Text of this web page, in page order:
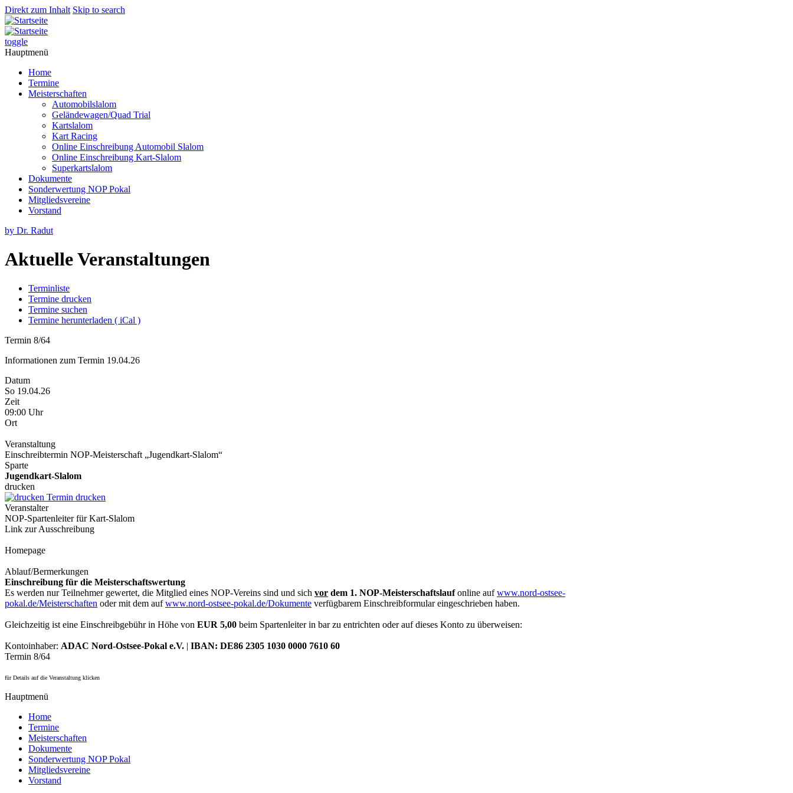
Direkt zum Inhalt Skip to search
toggle
Hauptmenü
Home
Termine
Meisterschaften
Automobilslalom
Geländewagen/Quad Trial
Kartslalom
Kart Racing
Online Einschreibung Automobil Slalom
Online Einschreibung Kart-Slalom
Superkartslalom
Dokumente
Sonderwertung NOP Pokal
Mitgliedsvereine
Vorstand
by Dr. Radut
Aktuelle Veranstaltungen
Terminliste
Termine drucken
Termine suchen
Termine herunterladen ( iCal )
Termin 8/64
Informationen zum Termin 19.04.26
Datum
So 19.04.26
Zeit
09:00 Uhr
Ort
Veranstaltung
Einschreibtermin NOP-Meisterschaft „Jugendkart-Slalom“
Sparte
Jugendkart-Slalom
drucken
Termin drucken
Veranstalter
NOP-Spartenleiter für Kart-Slalom
Link zur Ausschreibung
Homepage
Ablauf/Bermerkungen
Einschreibung für die Meisterschaftswertung
Es werden nur Teilnehmer gewertet, die Mitglied eines NOP-Vereins sind und sich vor dem 1. NOP-Meisterschaftslaufonline aufwww.nord-ostsee-
pokal.de/Meisterschaften oder mit dem aufwww.nord-ostsee-pokal.de/Dokumente verfügbarem Einschreibformular eingeschrieben haben.
Gleichzeitig ist eine Einschreibgebühr in Höhe von EUR 5,00 beim Spartenleiter in bar zu entrichten oder auf dieses Konto zu überweisen:
Kontoinhaber: ADAC Nord-Ostsee-Pokal e.V. | IBAN: DE86 2305 1030 0000 7610 60
Termin 8/64
für Details auf die Veranstaltung klicken
Hauptmenü
Home
Termine
Meisterschaften
Dokumente
Sonderwertung NOP Pokal
Mitgliedsvereine
Vorstand